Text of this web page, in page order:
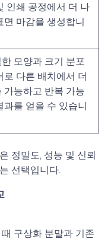
인쇄 공정에서 더 나
면 마감을 생성합니
모양과 크기 분포
로 다른 배치에서 더
가능하고 반복 가능
과를 얻을 수 있습니
정밀도, 성능 및 신뢰
선택입니다.
구상화 분말과 기존